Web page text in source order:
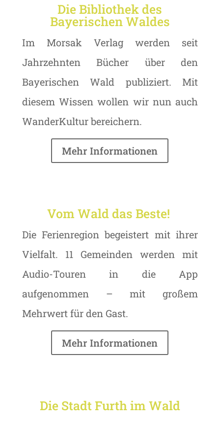
Die Bibliothek des
Bayerischen Waldes
Im Morsak Verlag werden seit
Jahrzehnten Bücher über den
Bayerischen Wald publiziert. Mit
diesem Wissen wollen wir nun auch
WanderKultur bereichern.
Mehr Informationen
Vom Wald das Beste!
Die Ferienregion begeistert mit ihrer
Vielfalt. 11 Gemeinden werden mit
Audio-Touren in die App
aufgenommen – mit großem
Mehrwert für den Gast.
Mehr Informationen
Die Stadt Furth im Wald